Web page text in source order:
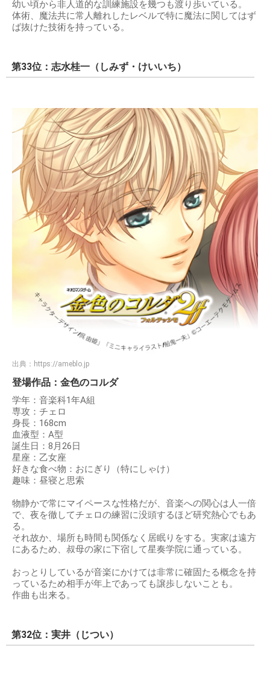
幼い頃から非人道的な訓練施設を幾つも渡り歩いている。
体術、魔法共に常人離れしたレベルで特に魔法に関してはず
ば抜けた技術を持っている。
第33位：志水桂一（しみず・けいいち）
出典： https://ameblo.jp
登場作品：金色のコルダ
学年：音楽科1年A組
専攻：チェロ
身長：168cm
血液型：A型
誕生日：8月26日
星座：乙女座
好きな食べ物：おにぎり（特にしゃけ）
趣味：昼寝と思索
物静かで常にマイペースな性格だが、音楽への関心は人一倍
で、夜を徹してチェロの練習に没頭するほど研究熱心でもあ
る。
それ故か、場所も時間も関係なく居眠りをする。実家は遠方
にあるため、叔母の家に下宿して星奏学院に通っている。
おっとりしているが音楽にかけては非常に確固たる概念を持
っているため相手が年上であっても譲歩しないことも。
作曲も出来る。
第32位：実井（じつい）